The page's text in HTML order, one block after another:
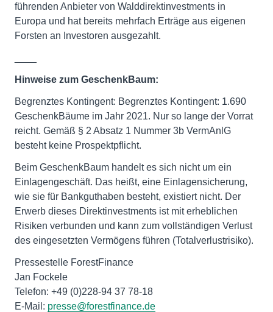
führenden Anbieter von Walddirektinvestments in
Europa und hat bereits mehrfach Erträge aus eigenen
Forsten an Investoren ausgezahlt.
Hinweise zum GeschenkBaum:
Begrenztes Kontingent: Begrenztes Kontingent: 1.690
GeschenkBäume im Jahr 2021. Nur so lange der Vorrat
reicht. Gemäß § 2 Absatz 1 Nummer 3b VermAnlG
besteht keine Prospektpflicht.
Beim GeschenkBaum handelt es sich nicht um ein
Einlagengeschäft. Das heißt, eine Einlagensicherung,
wie sie für Bankguthaben besteht, existiert nicht. Der
Erwerb dieses Direktinvestments ist mit erheblichen
Risiken verbunden und kann zum vollständigen Verlust
des eingesetzten Vermögens führen (Totalverlustrisiko).
Pressestelle ForestFinance
Jan Fockele
Telefon: +49 (0)228-94 37 78-18
E-Mail: presse@forestfinance.de